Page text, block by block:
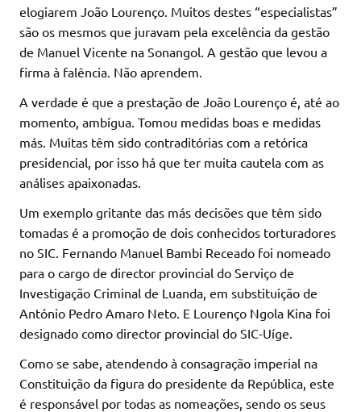
elogiarem João Lourenço. Muitos destes “especialistas”
são os mesmos que juravam pela excelência da gestão
de Manuel Vicente na Sonangol. A gestão que levou a
firma à falência. Não aprendem.
A verdade é que a prestação de João Lourenço é, até ao
momento, ambígua. Tomou medidas boas e medidas
más. Muitas têm sido contraditórias com a retórica
presidencial, por isso há que ter muita cautela com as
análises apaixonadas.
Um exemplo gritante das más decisões que têm sido
tomadas é a promoção de dois conhecidos torturadores
no SIC. Fernando Manuel Bambi Receado foi nomeado
para o cargo de director provincial do Serviço de
Investigação Criminal de Luanda, em substituição de
António Pedro Amaro Neto. E Lourenço Ngola Kina foi
designado como director provincial do SIC-Uíge.
Como se sabe, atendendo à consagração imperial na
Constituição da figura do presidente da República, este
é responsável por todas as nomeações, sendo os seus